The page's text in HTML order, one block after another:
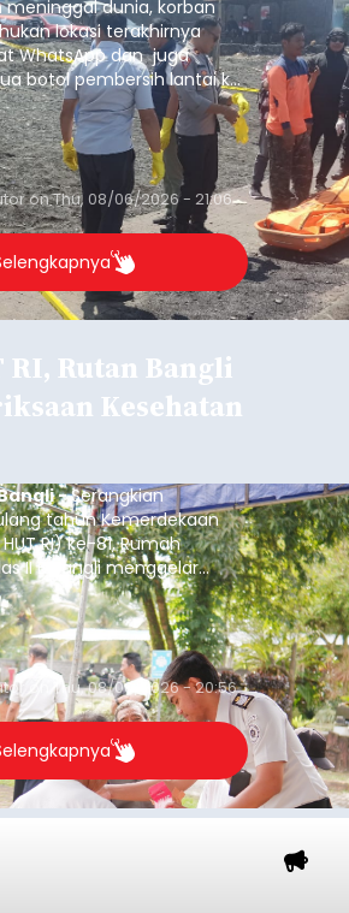
dunia, korban
lokasi terakhirnya
WhatsApp dan juga
botol pembersih lantai ke
onThu, 08/06/2026 - 21:06
RI, Rutan Bangli
Kesehatan
-Serangkian
tahun Kemerdekaan
RI) ke-81, Rumah
II B Bangli menggelar
kesehatan gratis, Rabu
Thu, 08/06/2026 - 20:56